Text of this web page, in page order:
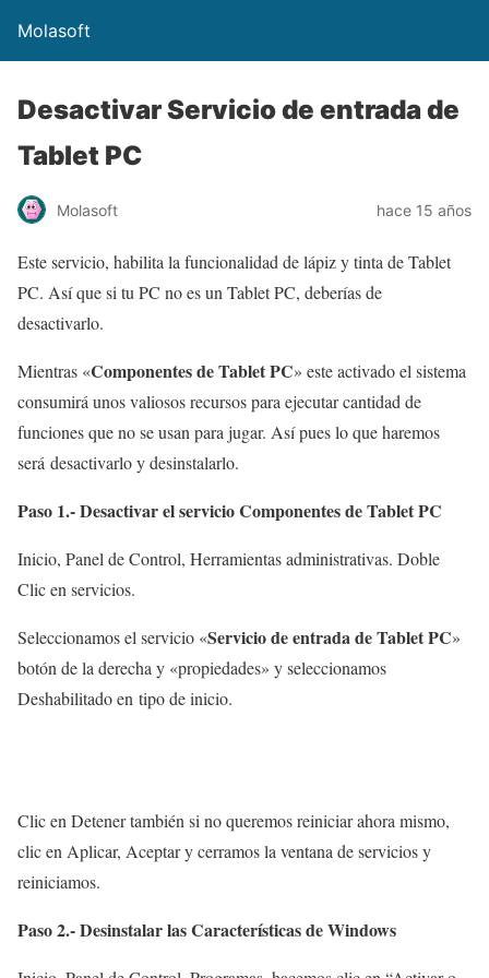
Molasoft
Desactivar Servicio de entrada de
Tablet PC
Molasoft hace 15 años
Este servicio, habilita la funcionalidad de lápiz y tinta de Tablet
PC. Así que si tu PC no es un Tablet PC, deberías de
desactivarlo.
Mientras «Componentes de Tablet PC» este activado el sistema
consumirá unos valiosos recursos para ejecutar cantidad de
funciones que no se usan para jugar. Así pues lo que haremos
será desactivarlo y desinstalarlo.
Paso 1.- Desactivar el servicio Componentes de Tablet PC
Inicio, Panel de Control, Herramientas administrativas. Doble
Clic en servicios.
Seleccionamos el servicio «Servicio de entrada de Tablet PC»
botón de la derecha y «propiedades» y seleccionamos
Deshabilitado en tipo de inicio.
Clic en Detener también si no queremos reiniciar ahora mismo,
clic en Aplicar, Aceptar y cerramos la ventana de servicios y
reiniciamos.
Paso 2.- Desinstalar las Características de Windows